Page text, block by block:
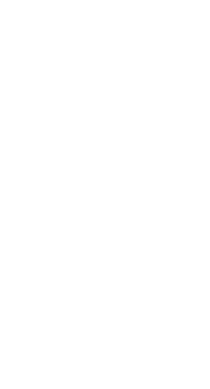
Den första Lynx Rave
Rave 440, tog Lynxs
konsumenten. Med
boggifjädring, A-VRC
justerbara KYB-
tävlingsprestanda
oöverträffade
utomordentlig
köregenskaper gjorde
Skandinavien och den
snöskotermagasin,
RE blev snabbt
Rotax 800 Power
tillgängligt på 2008-